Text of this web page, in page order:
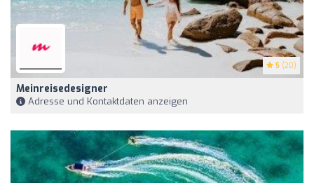
5 (20)
Meinreisedesigner
Adresse und Kontaktdaten anzeigen